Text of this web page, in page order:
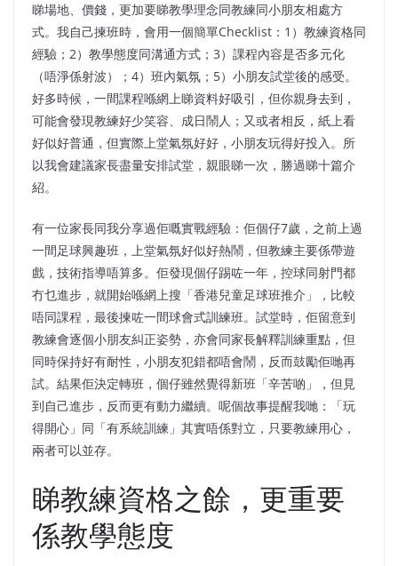
睇場地、價錢，更加要睇教學理念同教練同小朋友相處方
式。我自己揀班時，會用一個簡單Checklist：1）教練資格同
經驗；2）教學態度同溝通方式；3）課程內容是否多元化
（唔淨係射波）；4）班內氣氛；5）小朋友試堂後的感受。
好多時候，一間課程喺網上睇資料好吸引，但你親身去到，
可能會發現教練好少笑容、成日鬧人；又或者相反，紙上看
好似好普通，但實際上堂氣氛好好，小朋友玩得好投入。所
以我會建議家長盡量安排試堂，親眼睇一次，勝過睇十篇介
紹。
有一位家長同我分享過佢嘅實戰經驗：佢個仔7歲，之前上過
一間足球興趣班，上堂氣氛好似好熱鬧，但教練主要係帶遊
戲，技術指導唔算多。佢發現個仔踢咗一年，控球同射門都
冇乜進步，就開始喺網上搜「香港兒童足球班推介」，比較
唔同課程，最後揀咗一間球會式訓練班。試堂時，佢留意到
教練會逐個小朋友糾正姿勢，亦會同家長解釋訓練重點，但
同時保持好有耐性，小朋友犯錯都唔會鬧，反而鼓勵佢哋再
試。結果佢決定轉班，個仔雖然覺得新班「辛苦啲」，但見
到自己進步，反而更有動力繼續。呢個故事提醒我哋：「玩
得開心」同「有系統訓練」其實唔係對立，只要教練用心，
兩者可以並存。
睇教練資格之餘，更重要
係教學態度